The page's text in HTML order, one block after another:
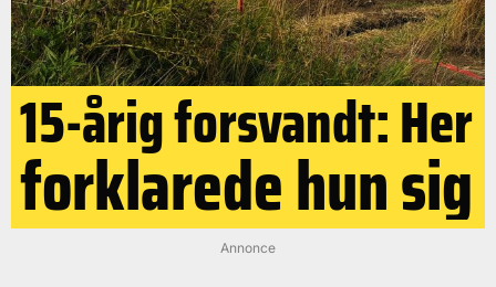
15-årig forsvandt: Her
forklarede hun sig
Annonce